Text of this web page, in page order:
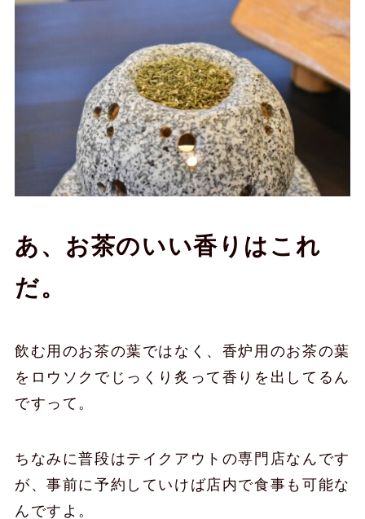
あ、お茶のいい香りはこれ
だ。
飲む用のお茶の葉ではなく、香炉用のお茶の葉
をロウソクでじっくり炙って香りを出してるん
ですって。
ちなみに普段はテイクアウトの専門店なんです
が、事前に予約していけば店内で食事も可能な
んですよ。